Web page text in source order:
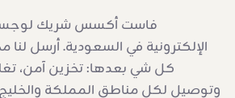
فاست أكسس شريك
الإلكترونية في السعودية. أرسل
كل شي بعدها: تخزين آمن،
وتوصيل لكل مناطق المملكة